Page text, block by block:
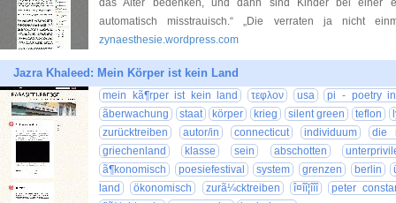
das Alter bedenken, und dann sind Kinder bei einer
automatisch misstrauisch.“ „Die verraten ja nicht
zynaesthesie.wordpress.com
Jazra Khaleed: Mein Körper ist kein Land
mein kã¶rper ist kein land τεφλον usa
pi - poetry
ãberwachung
staat körper krieg silent green teflon
zurücktreiben
autor/in connecticut individuum
die
griechenland
klasse sein abschotten
ã¶konomisch
poesiefestival system grenzen berlin
land
ökonomisch zurã¼cktreiben î¤îî¦îîî
peter